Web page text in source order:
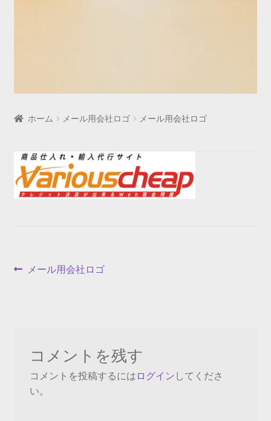
ホーム メール用会社ロゴ メール用会社ロゴ
投
ゲ
ー
前
メール用会社ロゴ
コメントを残す
コメントを投稿するには ログイン してくださ
い。